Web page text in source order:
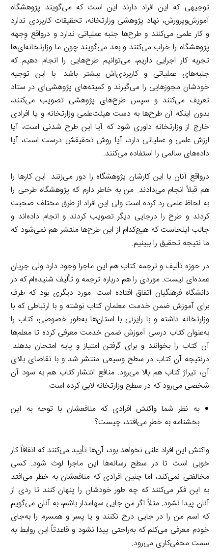
توجیهی که این افراد دارند این است که می‌گویند پژوهشگاه
آموزش‌وپرورش، نهاد پژوهشی وزارتخانه، تحقیقات کاربردی ندارد
و کار علمی می‌کنند و طرح‌ها جنبه عملیاتی ندارد و درواقع وِجهه
پژوهشگاه را خراب می‌کنند و بعد می‌گویند چون ما وزارتخانه‌ای‌ها
تجربه کار اجرایی داریم، می‌توانیم طرح‌هایی را انجام دهیم که
جنبه‌های عملیاتی و کاربردی‌اش بیشتر باشد. با این توجیه
خودشان مجوزهایی را می‌گیرند و کمیته‌های پژوهشی‌ای در ستاد
تعریف می‌کنند و سپس طرح‌های پژوهشی تصویب می‌کنند،
بدون اینکه آن طرح‌ها به دست هیئت‌علمی وزارتخانه و یا افرادی
خارج از وزارتخانه داوری شود که آیا این طرح شدنی است، آیا
ارزش علمی و عملیاتی دارد، آیا روش تحقیقش درست است، آیا
داده‌های سالمی را استفاده می‌کنند.
درواقع آنان با این کارشان پژوهشگاه را دور می‌زنند. این کارها را
هم قبلاً انجام می‌دادند. من به خاطر دارم که پژوهشگاه طرحی را
به لحاظ علمی رد کرده است ولی این افراد از طرق مختلف صحبت
کردند و طرح را درجایی دیگر تصویب کردند و انجام داده‌اند و
جالب اینجاست که هیچ‌کدام از این طرح‌ها منتشر هم نمی‌شود که
ما نتیجه تحقیق را ببینیم.
در حوزه تألیف و ترجمه کتاب هم این ماجرا وجود دارد ولی جریان
عمده‌ای نیست. موردی را هم درباره ترجمه و تألیف شنیده‌ام که در
دانشگاه فرهنگیان اتفاق افتاده است. مورد دیگری بود که طرف
برای آموزش ضمن خدمت معلمان کتاب نوشته و با ارتباطی که با
وزارتخانه داشته و با رایزنی با استان‌ها به‌طور خصوصی، کتاب را
به‌عنوان کتاب درسی آموزش ضمن خدمت معرفی کرده تا معلم‌ها
آن کتاب را بخوانند و برای گرفتن امتیاز و پایه امتحان بدهند.
درنتیجه آن کتاب در سطح وسیعی منتشر شد و با تقاضای بالای
آن، تیراژ کتاب هم بالا می‌رود. منافع انتشار کتاب هم به سود آن
شخصی می‌رود که در سطح وزارتخانه لابی کرده است.
به نظر شما واکنش افرادی که منافعشان با توجه به این
بخشنامه به خطر می‌افتد، چیست؟
واکنش این افراد علنی نخواهد بود، آن‌ها تأیید می‌کنند که اتفاقاً کار
خوبی است تا در سطح رسانه‌ها این ماجرا لوث شود. کسی
مخالفتی نمی‌کند، اما چنین افرادی که منافعشان به خطر می‌افتد
به این فکر می‌کنند که چه طور خودشان را پنهان کنند تا ردی از
آنان پیدا نشود. مثلاً اگر من جایی سهامدار باشم، به آنان می‌گویم
که اسم من را در جایی درج نکنند و یا پسر و همسرم را به‌جای
خودم معرفی می‌کنم که به‌راحتی پیدا نشود و قاعدتاً این روابط به
سمت مخفی‌کاری می‌رود.